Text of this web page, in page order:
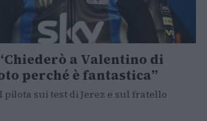
a Valentino di
perché è fantastica”
sui test di Jerez e sul fratello